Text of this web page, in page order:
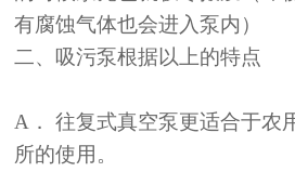
有腐蚀气体也会进入泵内）
二、吸污泵根据以上的特点
A． 往复式真空泵更适合于农
所的使用。